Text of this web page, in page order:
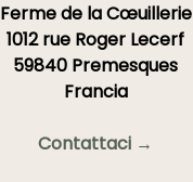
Ferme de la Cœuillerie
1012 rue Roger Lecerf
59840 Premesques
Francia
Contattaci →